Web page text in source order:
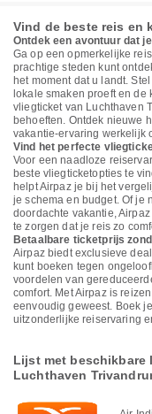
Vind de beste reis en
Ontdek een avontuur dat
Ga op een opmerkelijke
prachtige steden kunt
het moment dat u landt.
lokale smaken proeft en
vliegticket van Luchthaven
behoeften. Ontdek nieuwe
vakantie-ervaring werkelijk
Vind het perfecte
Voor een naadloze
beste vliegticketopties te
helpt Airpaz je bij het
je schema en budget. Of je
doordachte vakantie,
te zorgen dat je reis zo
Betaalbare ticketprijs
Airpaz biedt exclusieve
kunt boeken tegen
voordelen van
comfort. Met Airpaz is
eenvoudig geweest. Boek
uitzonderlijke reiservaring
Lijst met beschikbare
Luchthaven